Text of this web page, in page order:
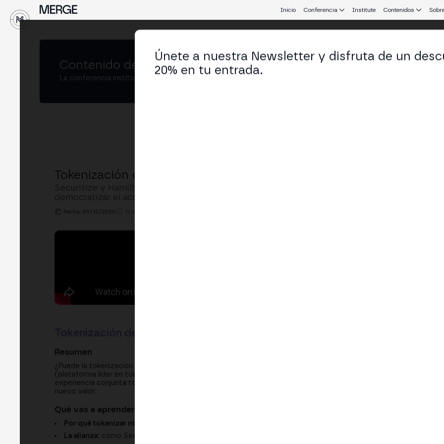
Inicio Conferencia Institute Contenidos
Contenido de MERGE Madrid 25
La conferencia institucional de cripto y Web3 que conecta Europa y Latinoamérica.
Tokenización de Mercados Privados: Securitize y Hamilton Lane
Fecha: 09/10/2025
Resumen
¿Puede la tokenización abrir los mercados privados al inversor minorista? En esta conversación de MERGE
(plataforma líder en tokenización de RWA) y Hamilton Lane (gestora de mercados privados cotizada en
experiencia conjunta tokenizando fondos, la visión de democratizar el acceso, el reto de la distribución y cómo el
nuevo valor.
Qué vas a aprender
Por qué tokenizar mercados privados:
La alianza: cómo Securitize y Hamilton Lane han trabajado juntas en varios fondos
Únete a nuestra Newsletter y disfruta de un
20% en tu entrada.